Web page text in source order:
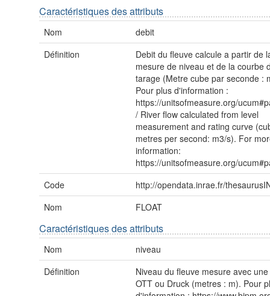
Caractéristiques des attributs
Nom
debit
Définition
Debit du fleuve calcule a partir de
mesure de niveau et de la courbe
tarage (Metre cube par seconde :
Pour plus d'information :
https://unitsofmeasure.org/
/ River flow calculated from level
measurement and rating curve
metres per second: m3/s). For
information:
https://unitsofmeasure.org/
Code
http://opendata.inrae.fr/
Nom
FLOAT
Caractéristiques des attributs
Nom
niveau
Définition
Niveau du fleuve mesure avec
OTT ou Druck (metres : m). Pour